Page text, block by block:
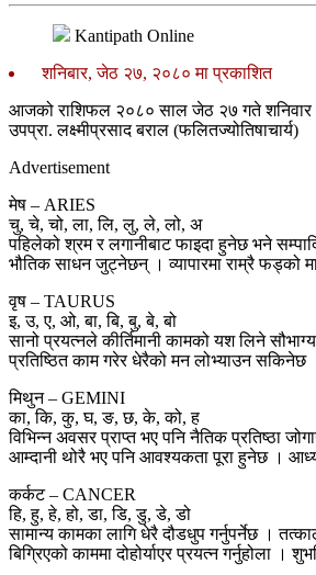
Kantipath Online
शनिबार, जेठ २७, २०८० मा प्रकाशित
आजको राशिफल २०८० साल जेठ २७ गते शनिवार ।
उपप्रा. लक्ष्मीप्रसाद बराल (फलितज्योतिषाचार्य)
Advertisement
मेष – ARIES
चु, चे, चो, ला, लि, लु, ले, लो, अ
पहिलेको श्रम र लगानीबाट फाइदा हुनेछ भने
भौतिक साधन जुट्नेछन् । व्यापारमा राम्रै फड्को
वृष – TAURUS
इ, उ, ए, ओ, बा, बि, बु, बे, बो
सानो प्रयत्नले कीर्तिमानी कामको यश लिने
प्रतिष्ठित काम गरेर धेरैको मन लोभ्याउन सकिनेछ
मिथुन – GEMINI
का, कि, कु, घ, ङ, छ, के, को, ह
विभिन्न अवसर प्राप्त भए पनि नैतिक प्रतिष्ठा
आम्दानी थोरै भए पनि आवश्यकता पूरा हुनेछ ।
कर्कट – CANCER
हि, हु, हे, हो, डा, डि, डु, डे, डो
सामान्य कामका लागि धेरै दौडधुप गर्नुपर्नेछ ।
बिग्रिएको काममा दोहोर्याएर प्रयत्न गर्नुहोला